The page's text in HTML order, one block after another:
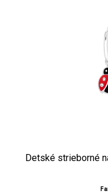
Detské strieborné